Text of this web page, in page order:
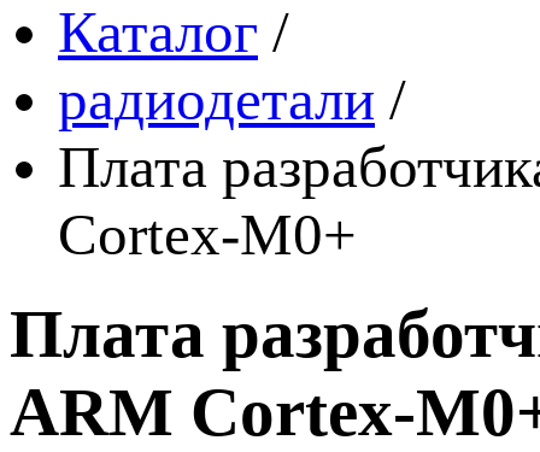
Каталог /
радиодетали /
Плата
Cortex-M0+
Плата
ARM Cortex-